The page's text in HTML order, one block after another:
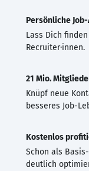
Persönliche
Lass Dich
Recruiter·innen.
21 Mio.
Knüpf neue
besseres Job-
Kostenlos
Schon als
deutlich